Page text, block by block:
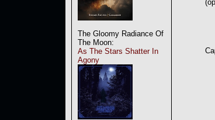
The Gloomy Radiance Of
The Moon:
As The Stars Shatter In
Agony